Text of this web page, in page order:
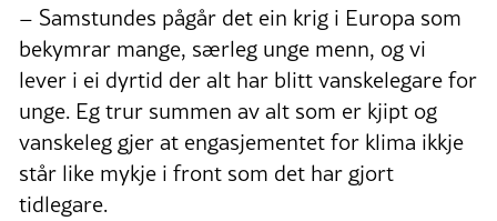
– Samstundes pågår det ein krig i Europa som
bekymrar mange, særleg unge menn, og vi
lever i ei dyrtid der alt har blitt vanskelegare for
unge. Eg trur summen av alt som er kjipt og
vanskeleg gjer at engasjementet for klima ikkje
står like mykje i front som det har gjort
tidlegare.